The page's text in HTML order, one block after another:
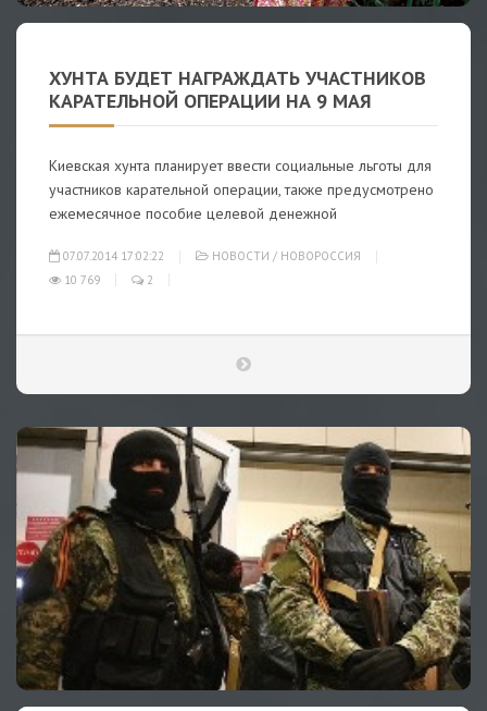
ХУНТА БУДЕТ НАГРАЖДАТЬ УЧАСТНИКОВ
КАРАТЕЛЬНОЙ ОПЕРАЦИИ НА 9 МАЯ
Киевская хунта планирует ввести социальные льготы для
участников карательной операции, также предусмотрено
ежемесячное пособие целевой денежной
07.07.2014 17:02:22 НОВОСТИ / НОВОРОССИЯ
10 769
2